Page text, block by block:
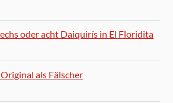
oder acht Daiquirís in El Floridita
als Fälscher